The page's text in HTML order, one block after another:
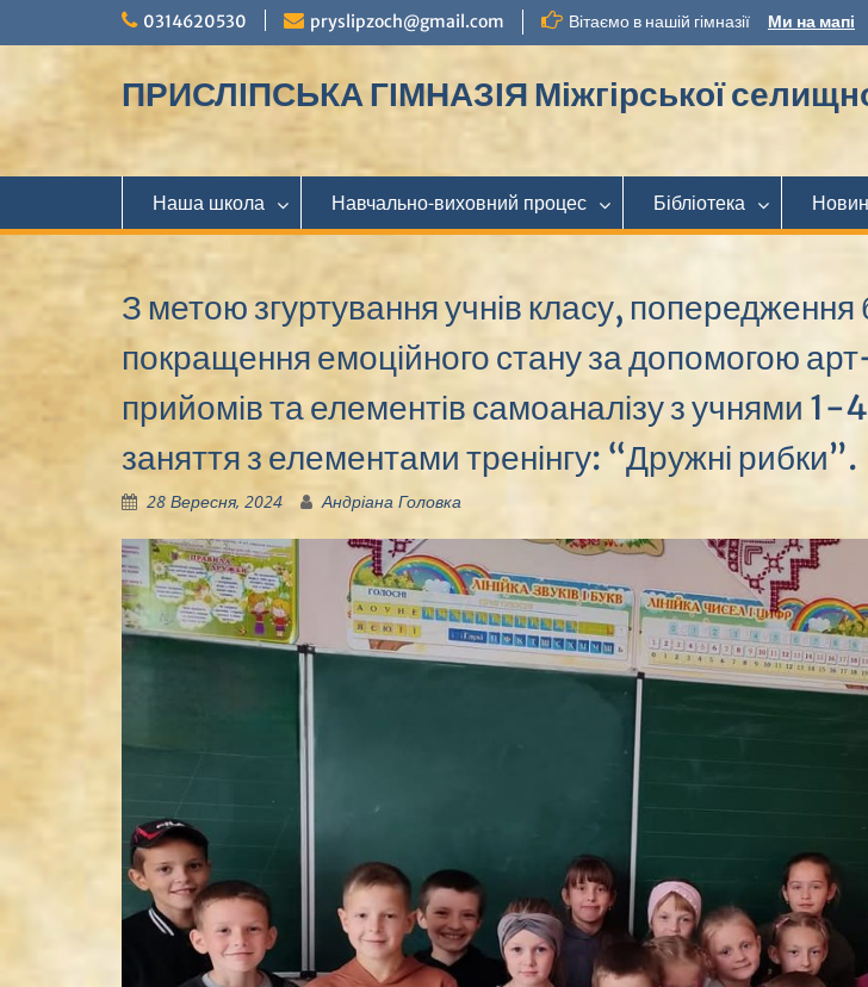
0314620530 pryslipzoch@gmail.com Вітаємо в нашій гімназії Ми на мапі
ПРИСЛІПСЬКА ГІМНАЗІЯ Міжгірської
Наша школа Навчально-виховний процес Бібліотека
З метою згуртування учнів класу, попередження
покращення емоційного стану за допомогою
прийомів та елементів самоаналізу з учнями 1-
заняття з елементами тренінгу: “Дружні рибки”.
28 Вересня, 2024 Андріана Головка